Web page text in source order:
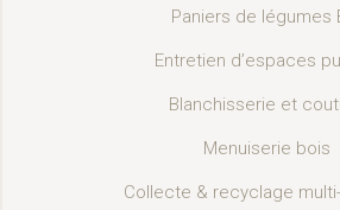
Paniers de légumes
Entretien d’espaces
Blanchisserie et
Menuiserie bois
Collecte & recyclage